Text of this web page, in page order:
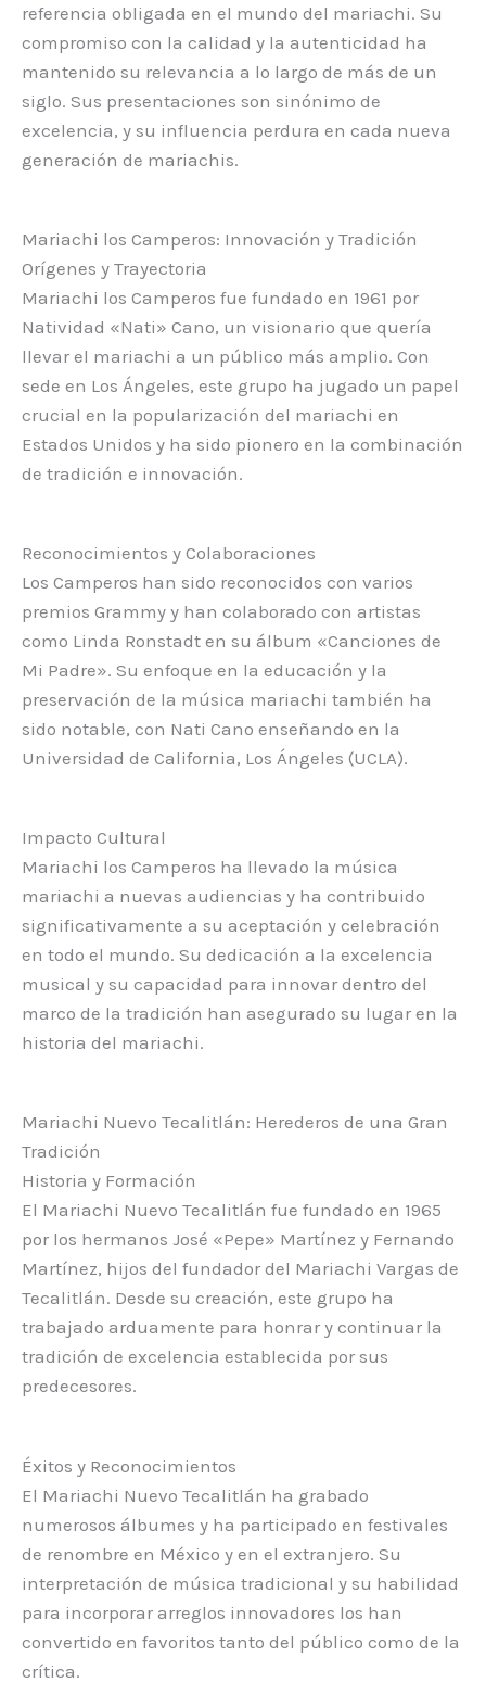
referencia obligada en el mundo del mariachi. Su
compromiso con la calidad y la autenticidad ha
mantenido su relevancia a lo largo de más de un
siglo. Sus presentaciones son sinónimo de
excelencia, y su influencia perdura en cada nueva
generación de mariachis.
Mariachi los Camperos: Innovación y Tradición
Orígenes y Trayectoria
Mariachi los Camperos fue fundado en 1961 por
Natividad «Nati» Cano, un visionario que quería
llevar el mariachi a un público más amplio. Con
sede en Los Ángeles, este grupo ha jugado un papel
crucial en la popularización del mariachi en
Estados Unidos y ha sido pionero en la combinación
de tradición e innovación.
Reconocimientos y Colaboraciones
Los Camperos han sido reconocidos con varios
premios Grammy y han colaborado con artistas
como Linda Ronstadt en su álbum «Canciones de
Mi Padre». Su enfoque en la educación y la
preservación de la música mariachi también ha
sido notable, con Nati Cano enseñando en la
Universidad de California, Los Ángeles (UCLA).
Impacto Cultural
Mariachi los Camperos ha llevado la música
mariachi a nuevas audiencias y ha contribuido
significativamente a su aceptación y celebración
en todo el mundo. Su dedicación a la excelencia
musical y su capacidad para innovar dentro del
marco de la tradición han asegurado su lugar en la
historia del mariachi.
Mariachi Nuevo Tecalitlán: Herederos de una Gran
Tradición
Historia y Formación
El Mariachi Nuevo Tecalitlán fue fundado en 1965
por los hermanos José «Pepe» Martínez y Fernando
Martínez, hijos del fundador del Mariachi Vargas de
Tecalitlán. Desde su creación, este grupo ha
trabajado arduamente para honrar y continuar la
tradición de excelencia establecida por sus
predecesores.
Éxitos y Reconocimientos
El Mariachi Nuevo Tecalitlán ha grabado
numerosos álbumes y ha participado en festivales
de renombre en México y en el extranjero. Su
interpretación de música tradicional y su habilidad
para incorporar arreglos innovadores los han
convertido en favoritos tanto del público como de la
crítica.